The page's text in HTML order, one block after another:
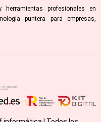
profesionales en
puntera para empresas,